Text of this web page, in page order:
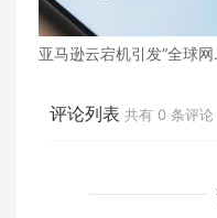
亚马逊云宕机引发“全球网
评论列表 共有 0 条评论